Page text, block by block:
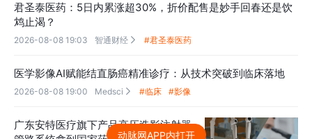
君圣泰医药：5日内累涨超30%，折价配售是妙手回春还是饮
鸩止渴？
2026-08-08 19:03 智通财经  #君圣泰医药
医学影像AI赋能结直肠癌精准诊疗：从技术突破到临床落地
2026-08-08 19:00 Medsci  #临床 #影像
广东安特医疗旗下产品高压造影注射器
动脉网APP内打开